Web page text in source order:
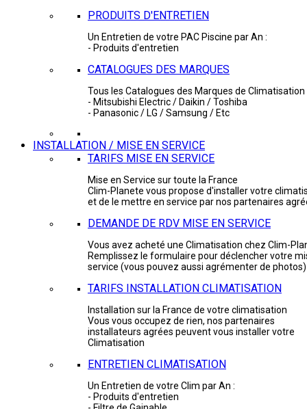
PRODUITS D'ENTRETIEN
Un Entretien de votre PAC Piscine par An :
- Produits d'entretien
CATALOGUES DES MARQUES
Tous les Catalogues des Marques de Climatisation
- Mitsubishi Electric / Daikin / Toshiba
- Panasonic / LG / Samsung / Etc
INSTALLATION / MISE EN SERVICE
TARIFS MISE EN SERVICE
Mise en Service sur toute la France
Clim-Planete vous propose d'installer votre
et de le mettre en service par nos partenaires
DEMANDE DE RDV MISE EN SERVICE
Vous avez acheté une Climatisation chez Clim-
Remplissez le formulaire pour déclencher votre
service (vous pouvez aussi agrémenter de photos)
TARIFS INSTALLATION CLIMATISATION
Installation sur la France de votre climatisation
Vous vous occupez de rien, nos partenaires
installateurs agrées peuvent vous installer votre
Climatisation
ENTRETIEN CLIMATISATION
Un Entretien de votre Clim par An :
- Produits d'entretien